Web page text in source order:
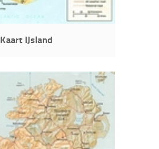
Kaart IJsland